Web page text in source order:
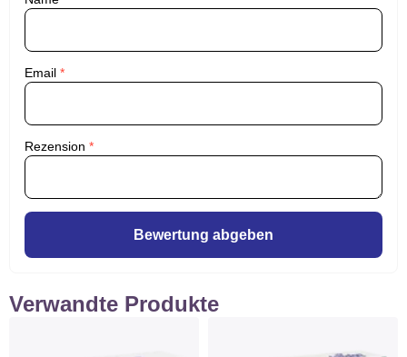
Email *
Rezension *
Bewertung abgeben
Verwandte Produkte